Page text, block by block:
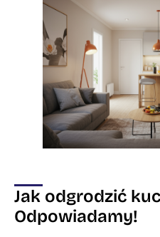
Jak odgrodzić
Odpowiadamy!